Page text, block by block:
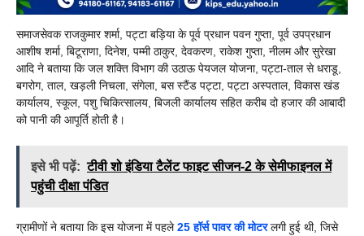
समाजसेवक राजकुमार शर्मा, पट्टा बड़िया के पूर्व प्रधान पवन गुप्ता, पूर्व उपप्रधान
आशीष शर्मा, बिटूराणा, दिनेश, पम्मी ठाकुर, देवकरण, राकेश गुप्ता, नीलम और सुरेखा
आदि ने बताया कि जल शक्ति विभाग की उठाऊ पेयजल योजना, पट्टा-ताल से धराडू,
बगरोग, ताल, खड़ली निचला, संगेला, बस स्टैंड पट्टा, पट्टा अस्पताल, विकास खंड
कार्यालय, स्कूल, पशु चिकित्सालय, बिजली कार्यालय सहित करीब दो हजार की आबादी
को पानी की आपूर्ति होती है।
इसे भी पढ़ें: टीवी शो इंडिया टैलेंट फाइट सीजन-2 के सेमीफाइनल में
पहुंची दीक्षा पंडित
ग्रामीणों ने बताया कि इस योजना में पहले25 हॉर्स पावर की मोटर लगी हुई थी, जिसे